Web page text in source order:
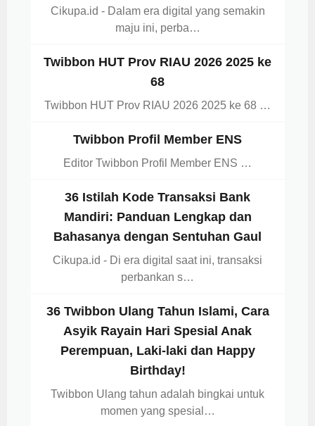
Cikupa.id - Dalam era digital yang semakin
maju ini, perba…
Twibbon HUT Prov RIAU 2026 2025 ke
68
Twibbon HUT Prov RIAU 2026 2025 ke 68 …
Twibbon Profil Member ENS
Editor Twibbon Profil Member ENS …
36 Istilah Kode Transaksi Bank
Mandiri: Panduan Lengkap dan
Bahasanya dengan Sentuhan Gaul
Cikupa.id - Di era digital saat ini, transaksi
perbankan s…
36 Twibbon Ulang Tahun Islami, Cara
Asyik Rayain Hari Spesial Anak
Perempuan, Laki-laki dan Happy
Birthday!
Twibbon Ulang tahun adalah bingkai untuk
momen yang spesial…